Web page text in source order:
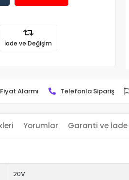
İade ve Değişim
Fiyat Alarmı Telefonla Sipariş
Yorumlar Garanti ve İade
20V